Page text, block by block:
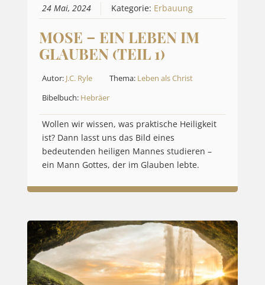
24 Mai, 2024 Kategorie: Erbauung
MOSE – EIN LEBEN IM
GLAUBEN (TEIL 1)
Autor: J.C. Ryle Thema: Leben als Christ
Bibelbuch: Hebräer
Wollen wir wissen, was praktische Heiligkeit
ist? Dann lasst uns das Bild eines
bedeutenden heiligen Mannes studieren –
ein Mann Gottes, der im Glauben lebte.